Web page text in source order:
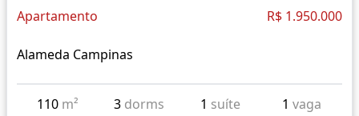
Apartamento R$ 1.950.000
Alameda Campinas
110 m² 3 dorms 1 suíte 1 vaga